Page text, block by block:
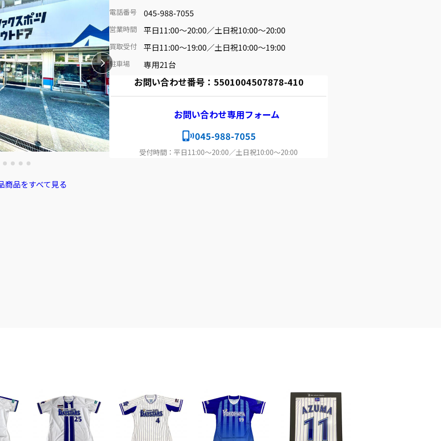
商品をすべて見る
電話番号
045-988-7055
営業時間 平日11:00～20:00／土日祝10:00～20:00
買取受付 平日11:00～19:00／土日祝10:00～19:00
駐車場 専用21台
お問い合わせ番号：5501004507878-410
お問い合わせ専用フォーム
045-988-7055
受付時間：平日11:00～20:00／土日祝10:00～20:00